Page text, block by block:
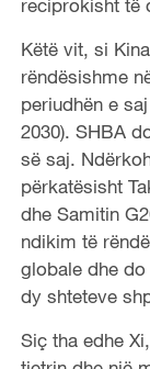
reciprokisht të
Këtë vit, si
rëndësishme
periudhën e
2030). SHBA
së saj.
përkatësisht
dhe Samitin
ndikim të
globale dhe
dy shteteve
Siç tha edhe